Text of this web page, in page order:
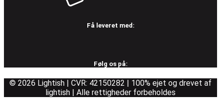
Få leveret med:
Følg os på:
© 2026 Lightish | CVR: 42150282 | 100% ejet og drevet af
lightish | Alle rettigheder forbeholdes